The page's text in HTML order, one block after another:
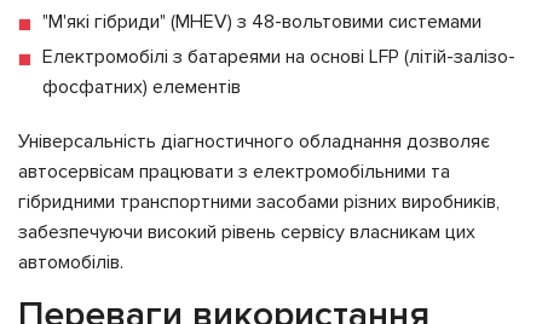
"М'які гібриди" (MHEV) з 48-вольтовими системами
Електромобілі з батареями на основі LFP (літій-залізо-
фосфатних) елементів
Універсальність діагностичного обладнання дозволяє
автосервісам працювати з електромобільними та
гібридними транспортними засобами різних виробників,
забезпечуючи високий рівень сервісу власникам цих
автомобілів.
Переваги використання